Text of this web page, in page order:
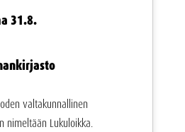
31.8.
valtakunnallinen
nimeltään Lukuloikka.